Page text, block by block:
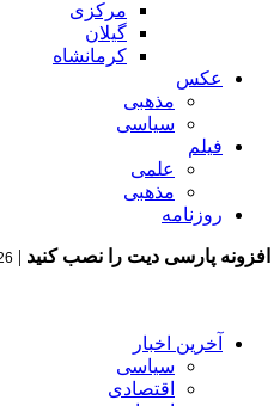
مرکزی
گیلان
کرمانشاه
عکس
مذهبی
سیاسی
فیلم
علمی
مذهبی
روزنامه
افزونه پارسی دیت را نصب کنید |
آخرین اخبار
سیاسی
اقتصادی